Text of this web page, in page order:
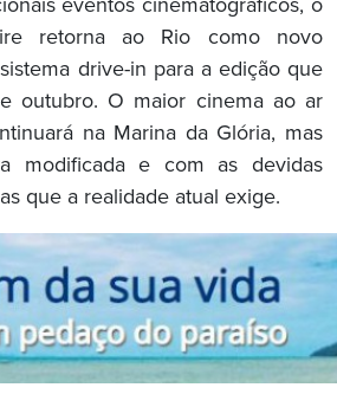
eventos cinematográficos, o
retorna ao Rio como novo
drive-in para a edição que
outubro. O maior cinema ao ar
na Marina da Glória, mas
modificada e com as devidas
que a realidade atual exige.